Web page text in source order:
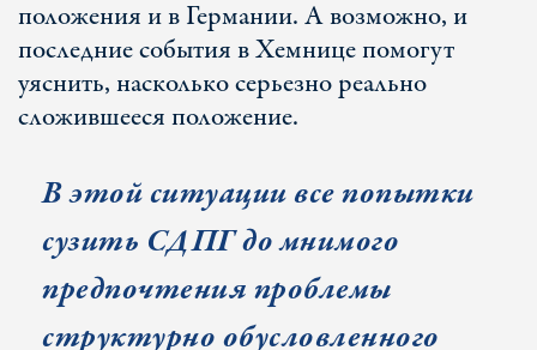
положения и в Германии. А возможно, и
последние события в Хемнице помогут
уяснить, насколько серьезно реально
сложившееся положение.
В этой ситуации все попытки
сузить СДПГ до мнимого
предпочтения проблемы
структурно обусловленного